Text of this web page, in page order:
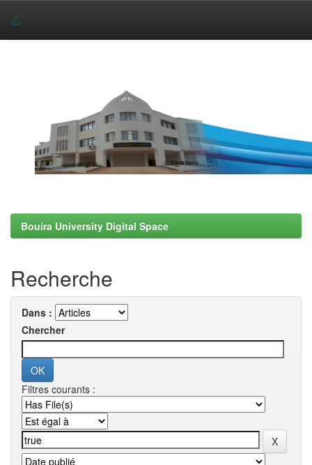
Bouira University Digital Space
Recherche
Dans :
Chercher
Filtres courants :